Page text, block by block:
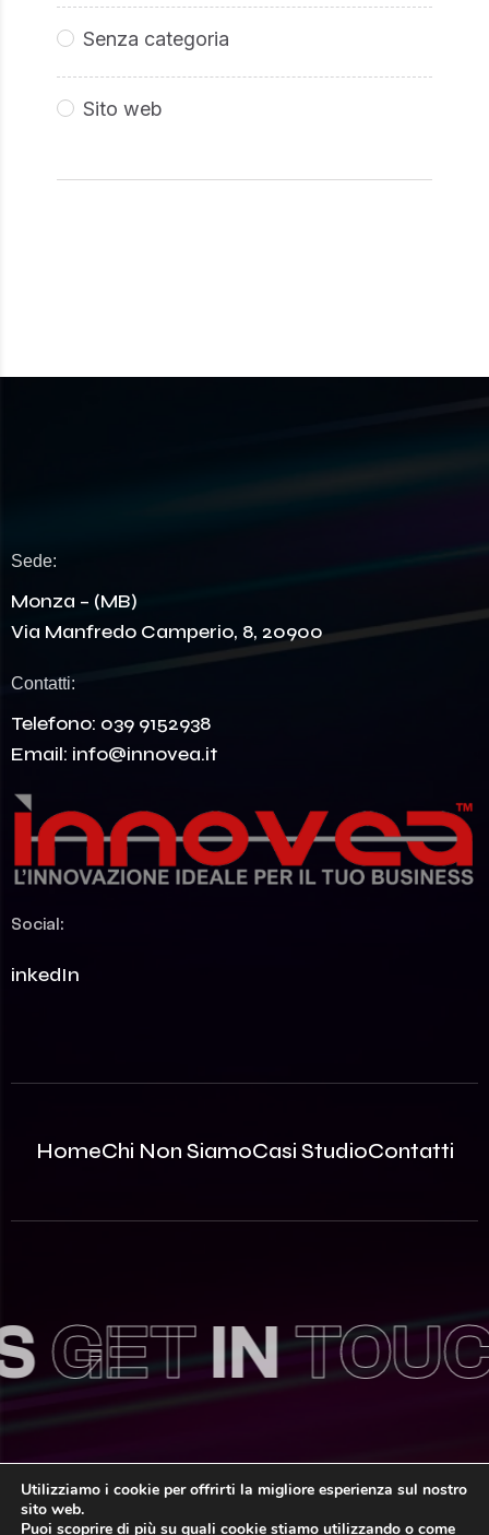
Senza categoria
Sito web
Sede:
Monza – (MB)
Via Manfredo Camperio, 8, 20900
Contatti:
Telefono: 039 9152938
Email: info@innovea.it
Social:
LinkedIn
HomeChi Non SiamoCasi StudioContatti
INTOUCH
© 2026 Innovea S.r.l. – P.Iva: 09812870963 | REA MB –
Utilizziamo i cookie per offrirti la migliore esperienza sul nostro
sito web.
Puoi scoprire di più su quali cookie stiamo utilizzando o come